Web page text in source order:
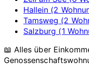
Hallein (2
Tamsweg (2
Salzburg (1
📖 Alles über